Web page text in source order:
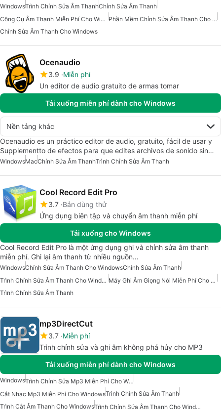
WindowsTrình Chỉnh Sửa Âm ThanhChỉnh Sửa Âm Thanh
Công Cụ Âm Thanh Miễn Phí Cho Windows
Phần Mềm Chỉnh Sửa Âm Thanh Cho Windows 7
Chỉnh Sửa Âm Thanh Cho Windows
Ocenaudio
3.9 Miễn phí
Un editor de audio gratuito de armas tomar
Tải xuống miễn phí dành cho Windows
Nền tảng khác
Ocenaudio es un práctico editor de audio, gratuito, fácil de usar y
Supplementto de efectos para que edites archivos de sonido sin…
WindowsMacChỉnh Sửa Âm ThanhTrình Chỉnh Sửa Âm Thanh
Cool Record Edit Pro
3.7 Bản dùng thử
Ứng dụng biên tập và chuyển âm thanh miễn phí
Tải xuống cho Windows
Cool Record Edit Pro là một ứng dụng ghi và chỉnh sửa âm thanh
miễn phí. Ghi lại âm thanh từ nhiều nguồn…
WindowsChỉnh Sửa Âm Thanh Cho WindowsChỉnh Sửa Âm Thanh
Trình Chỉnh Sửa Âm Thanh Cho Windows
Máy Ghi Âm Giọng Nói Miễn Phí Cho Windows
Trình Chỉnh Sửa Âm Thanh
mp3DirectCut
3.7 Miễn phí
Trình chỉnh sửa và ghi âm không phá hủy cho MP3
Tải xuống miễn phí dành cho Windows
Windows
Trình Chỉnh Sửa Mp3 Miễn Phí Cho Windows
Cắt Nhạc Mp3 Miễn Phí Cho WindowsTrình Chỉnh Sửa Âm Thanh
Trình Cắt Âm Thanh Cho Windows
Trình Chỉnh Sửa Âm Thanh Cho Windows